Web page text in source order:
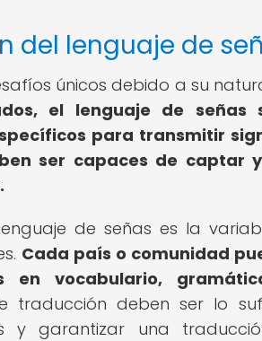
del lenguaje de
únicos debido a su
el lenguaje de señas
para transmitir
ser capaces de captar
de señas es la
Cada país o comunidad
en vocabulario,
traducción deben ser lo
y garantizar una